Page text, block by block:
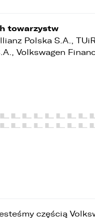
towarzystw
Polska S.A.,
Volkswagen
częścią